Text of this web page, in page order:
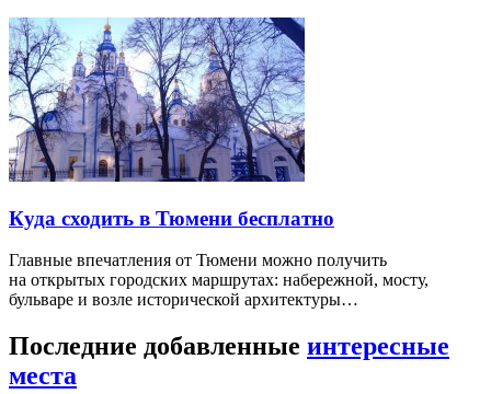
Куда сходить в Тюмени бесплатно
Главные впечатления от Тюмени можно получить
на открытых городских маршрутах: набережной, мосту,
бульваре и возле исторической архитектуры…
Последние добавленные интересные
места